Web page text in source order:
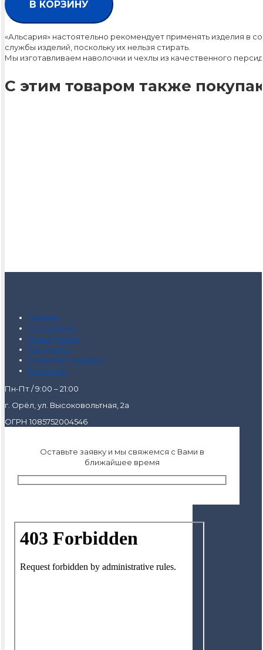
В КОРЗИНУ
«Альсария» настоятельно рекомендует применять изделия в
службы изделий, поскольку их нельзя стирать.
Мы изготавливаем наволочки и чехлы из качественного
С этим товаром также
Главная
О компании
О продукции
Как купить
Интернет-магазин
Контакты
Пн-Пт / 9:00 – 21:00
г. Орёл, ул. Высоковольтная, 2а
ОГРН 1085752004546
Оставьте заявку и мы свяжемся с Вами в
ближайшее время